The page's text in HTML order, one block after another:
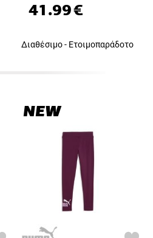
41.99€
Διαθέσιμο - Ετοιμοπαράδοτο
NEW